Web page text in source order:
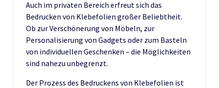
Auch im privaten Bereich erfreut sich das
Bedrucken von Klebefolien großer Beliebtheit.
Ob zur Verschönerung von Möbeln, zur
Personalisierung von Gadgets oder zum Basteln
von individuellen Geschenken – die Möglichkeiten
sind nahezu unbegrenzt.
Der Prozess des Bedruckens von Klebefolien ist